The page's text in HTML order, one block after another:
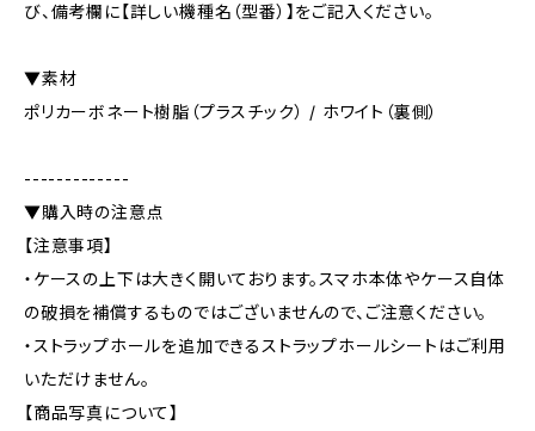
び、備考欄に【詳しい機種名（型番）】をご記入ください。
▼素材
ポリカーボネート樹脂（プラスチック） / ホワイト（裏側）
-------------
▼購入時の注意点
【注意事項】
・ケースの上下は大きく開いております。スマホ本体やケース自体
の破損を補償するものではございませんので、ご注意ください。
・ストラップホールを追加できるストラップホールシートはご利用
いただけません。
【商品写真について】